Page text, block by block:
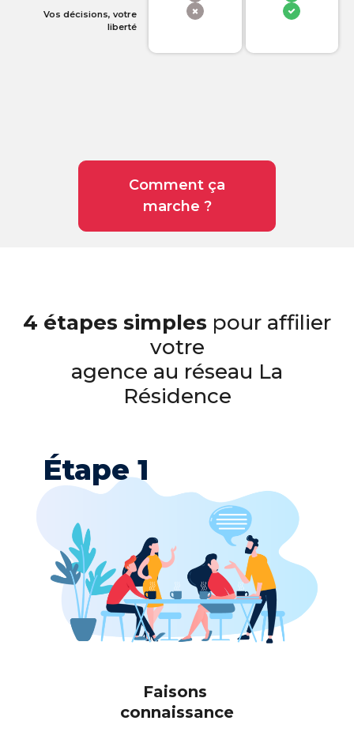
Vos décisions, votre
liberté
Comment ça
marche ?
4 étapes simples pour affilier
votre
agence au réseau La
Résidence
Étape 1
Faisons
connaissance